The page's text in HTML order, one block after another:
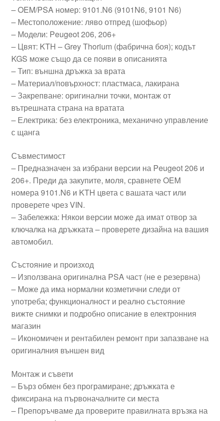
– OEM/PSA номер: 9101.N6 (9101N6, 9101 N6)
– Местоположение: ляво отпред (шофьор)
– Модели: Peugeot 206, 206+
– Цвят: KTH – Grey Thorium (фабрична боя); кодът
KGS може също да се появи в описанията
– Тип: външна дръжка за врата
– Материал/повърхност: пластмаса, лакирана
– Закрепване: оригинални точки, монтаж от
вътрешната страна на вратата
– Електрика: без електроника, механично управление
с щанга
Съвместимост
– Предназначен за избрани версии на Peugeot 206 и
206+. Преди да закупите, моля, сравнете OEM
номера 9101.N6 и KTH цвета с вашата част или
проверете чрез VIN.
– Забележка: Някои версии може да имат отвор за
ключалка на дръжката – проверете дизайна на вашия
автомобил.
Състояние и произход
– Използвана оригинална PSA част (не е резервна)
– Може да има нормални козметични следи от
употреба; функционалност и реално състояние
вижте снимки и подробно описание в електронния
магазин
– Икономичен и рентабилен ремонт при запазване на
оригиналния външен вид
Монтаж и съвети
– Бърз обмен без програмиране; дръжката е
фиксирана на първоначалните си места
– Препоръчваме да проверите правилната връзка на